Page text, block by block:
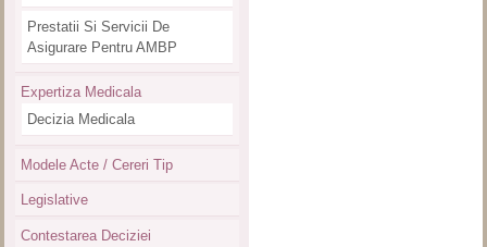
Prestatii Si Servicii De
Asigurare Pentru AMBP
Expertiza Medicala
Decizia Medicala
Modele Acte / Cereri Tip
Legislative
Contestarea Deciziei